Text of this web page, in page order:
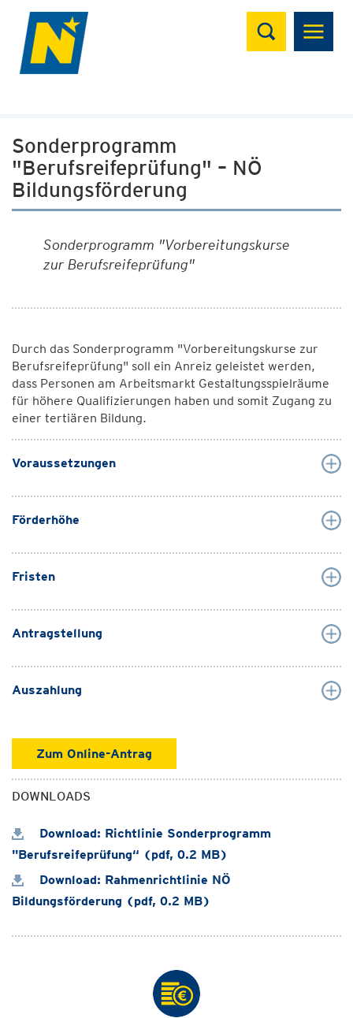
Suchen
Sonderprogramm
"Berufsreifeprüfung" – NÖ
Bildungsförderung
Sonderprogramm "Vorbereitungskurse
zur Berufsreifeprüfung"
Durch das Sonderprogramm "Vorbereitungskurse zur
Berufsreifeprüfung" soll ein Anreiz geleistet werden,
dass Personen am Arbeitsmarkt Gestaltungsspielräume
für höhere Qualifizierungen haben und somit Zugang zu
einer tertiären Bildung.
Voraussetzungen
Förderhöhe
Fristen
Antragstellung
Auszahlung
Zum Online-Antrag
DOWNLOADS
Download: Richtlinie Sonderprogramm
"Berufsreifeprüfung“ (pdf, 0.2 MB)
Download: Rahmenrichtlinie NÖ
Bildungsförderung (pdf, 0.2 MB)